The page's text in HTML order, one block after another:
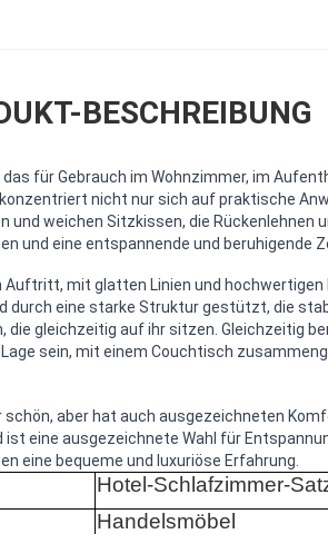
BESCHREIBUNG
für Gebrauch im Wohnzimmer, im
nicht nur sich auf praktische
weichen Sitzkissen, die Rückenlehnen
und eine entspannende und beruhigende
Auftritt, mit glatten Linien und
durch eine starke Struktur gestützt, die
die gleichzeitig auf ihr sitzen. Gleichzeitig
sein, mit einem Couchtisch
aber hat auch ausgezeichneten
ist eine ausgezeichnete Wahl für
eine bequeme und luxuriöse Erfahrung.
Hotel-Schlafzimmer-
Handelsmöbel